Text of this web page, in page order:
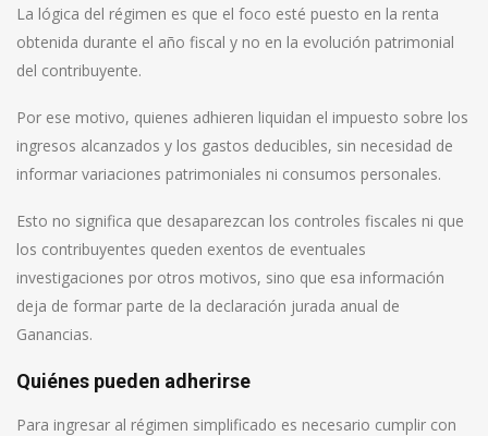
La lógica del régimen es que el foco esté puesto en la renta
obtenida durante el año fiscal y no en la evolución patrimonial
del contribuyente.
Por ese motivo, quienes adhieren liquidan el impuesto sobre los
ingresos alcanzados y los gastos deducibles, sin necesidad de
informar variaciones patrimoniales ni consumos personales.
Esto no significa que desaparezcan los controles fiscales ni que
los contribuyentes queden exentos de eventuales
investigaciones por otros motivos, sino que esa información
deja de formar parte de la declaración jurada anual de
Ganancias.
Quiénes pueden adherirse
Para ingresar al régimen simplificado es necesario cumplir con